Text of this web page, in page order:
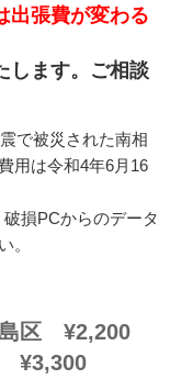
出張費が変わる
します。ご相談
で被災された南相
用は令和4年6月16
損PCからのデータ
。
島区 ¥2,200
¥3,300